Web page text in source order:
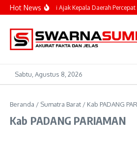
Lewati ke konten
Hot NewsMahyeldi Ajak Kepala Daerah
Sabtu, Agustus 8, 2026
Beranda / Sumatra Barat / Kab PADANG
Kab PADANG PARIAMAN